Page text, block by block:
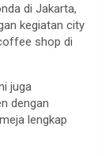
di Jakarta,
kegiatan city
shop di
juga
dengan
lengkap